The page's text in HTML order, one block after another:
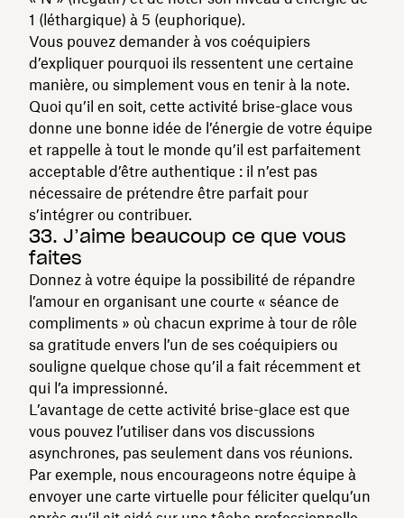
1 (léthargique) à 5 (euphorique).
Vous pouvez demander à vos coéquipiers
d’expliquer pourquoi ils ressentent une certaine
manière, ou simplement vous en tenir à la note.
Quoi qu’il en soit, cette activité brise-glace vous
donne une bonne idée de l’énergie de votre équipe
et rappelle à tout le monde qu’il est parfaitement
acceptable d’être authentique : il n’est pas
nécessaire de prétendre être parfait pour
s’intégrer ou contribuer.
33. J’aime beaucoup ce que vous
faites
Donnez à votre équipe la possibilité de répandre
l’amour en organisant une courte « séance de
compliments » où chacun exprime à tour de rôle
sa gratitude envers l’un de ses coéquipiers ou
souligne quelque chose qu’il a fait récemment et
qui l’a impressionné.
L’avantage de cette activité brise-glace est que
vous pouvez l’utiliser dans vos discussions
asynchrones, pas seulement dans vos réunions.
Par exemple, nous encourageons notre équipe à
envoyer une carte virtuelle pour féliciter quelqu’un